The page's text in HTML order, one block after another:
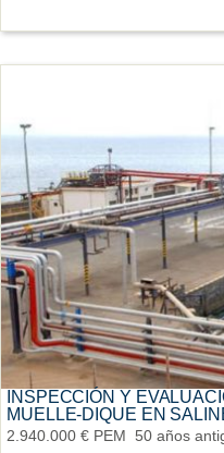
INSPECCIÓN Y
MUELLE-DIQUE EN
2.940.000 € PEM 50 años